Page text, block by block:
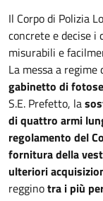
Il Corpo di Polizia
concrete e decise
misurabili e
La messa a regime
gabinetto di
S.E. Prefetto, la
di quattro armi
regolamento del
fornitura della
ulteriori
regginotra i più